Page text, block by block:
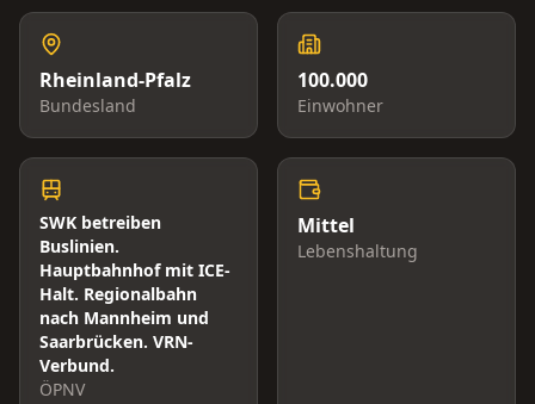
Rheinland-Pfalz
Bundesland
100.000
Einwohner
SWK betreiben
Buslinien.
Hauptbahnhof mit ICE-
Halt. Regionalbahn
nach Mannheim und
Saarbrücken. VRN-
Verbund.
ÖPNV
Mittel
Lebenshaltung